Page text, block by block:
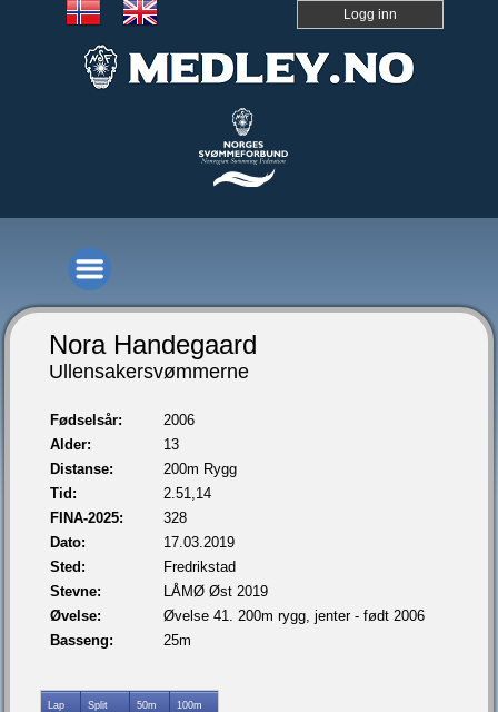
Logg inn
Nora Handegaard
Ullensakersvømmerne
Fødselsår:
2006
Alder:
13
Distanse:
200m Rygg
Tid:
2.51,14
FINA-2025:
328
Dato:
17.03.2019
Sted:
Fredrikstad
Stevne:
LÅMØ Øst 2019
Øvelse:
Øvelse 41. 200m rygg, jenter - født 2006
Basseng:
25m
Lap Split 50m 100m